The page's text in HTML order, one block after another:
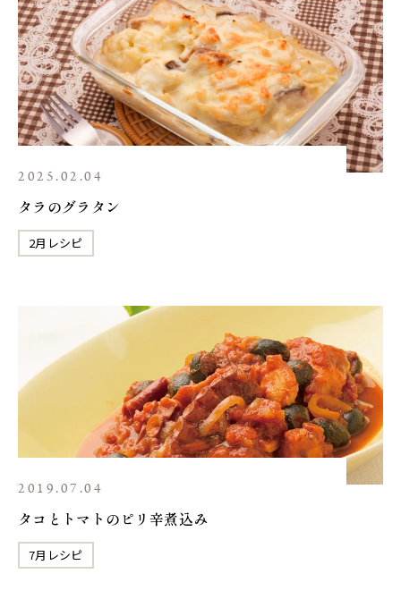
2025.02.04
タラのグラタン
2月レシピ
2019.07.04
タコとトマトのピリ辛煮込み
7月レシピ